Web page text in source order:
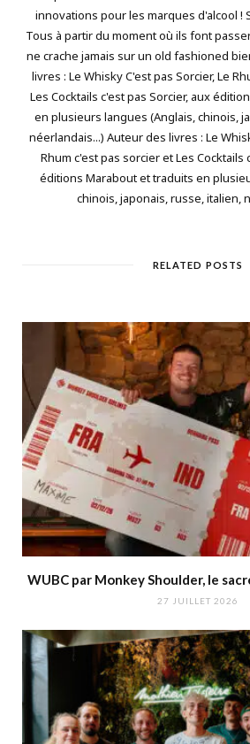
innovations pour les marques d'alcool !
Tous à partir du moment où ils font
ne crache jamais sur un old fashioned
livres : Le Whisky C'est pas Sorcier, Le
Les Cocktails c'est pas Sorcier, aux
en plusieurs langues (Anglais, chinois,
néerlandais...) Auteur des livres : Le
Rhum c'est pas sorcier et Les Cocktails
éditions Marabout et traduits en
chinois, japonais, russe, italien,
RELATED POSTS
WUBC par Monkey Shoulder, le
27 JUILLET 2026